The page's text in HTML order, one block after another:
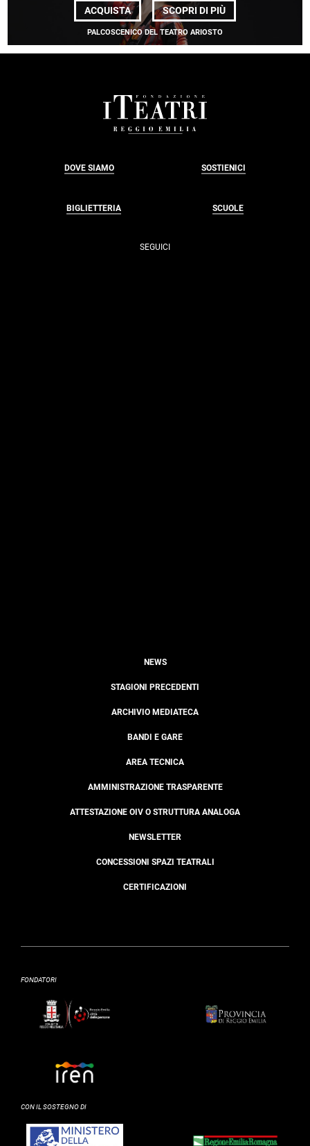
ACQUISTA SCOPRI DI PIÙDI
RAFFAELLA
TANSINI •
PALCOSCENICO DEL TEATRO ARIOSTO
DOVE SIAMO SOSTIENICI
BIGLIETTERIA SCUOLE
SEGUICI
NEWS
STAGIONI PRECEDENTI
ARCHIVIO MEDIATECA
BANDI E GARE
AREA TECNICA
AMMINISTRAZIONE TRASPARENTE
ATTESTAZIONE OIV O STRUTTURA ANALOGA
NEWSLETTER
CONCESSIONI SPAZI TEATRALI
CERTIFICAZIONI
FONDATORI
CON IL SOSTEGNO DI